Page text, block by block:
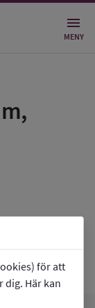
för att
dig. Här kan
MENY